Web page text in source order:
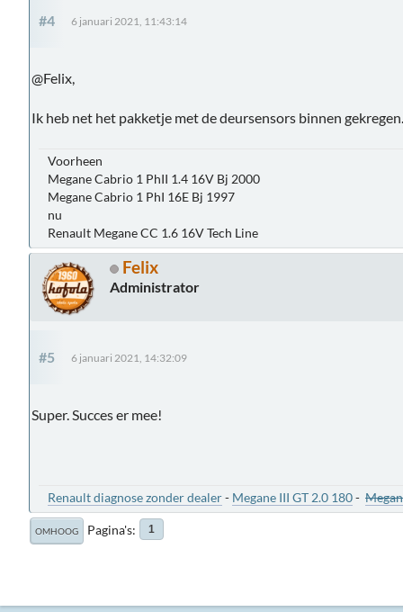
#4 6 januari 2021, 11:43:14
@Felix,
Ik heb net het pakketje met de deursensors binnen
Voorheen
Megane Cabrio 1 PhII 1.4 16V Bj 2000
Megane Cabrio 1 PhI 16E Bj 1997
nu
Renault Megane CC 1.6 16V Tech Line
Felix
Administrator
#5 6 januari 2021, 14:32:09
Super. Succes er mee!
Renault diagnose zonder dealer- Megane III GT 2.0 180-
OMHOOG Pagina's 1